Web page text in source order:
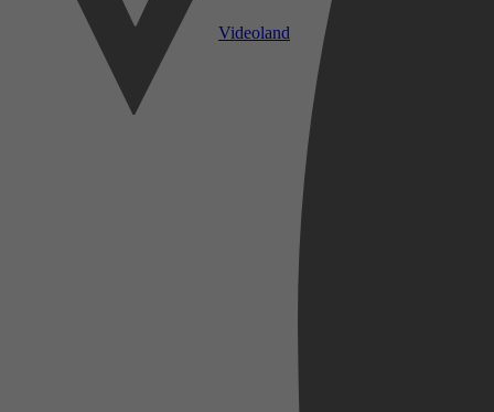
Videoland